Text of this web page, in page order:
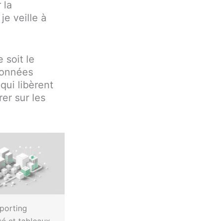
la
veille à
soit le
libèrent
sur les